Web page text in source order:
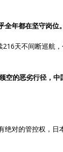
年都在坚守岗位。
天不间断巡航
空的恶劣行径，
对的管控权，日